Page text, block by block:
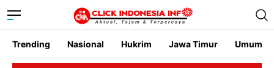
Trending Nasional Hukrim Jawa Timur Umum